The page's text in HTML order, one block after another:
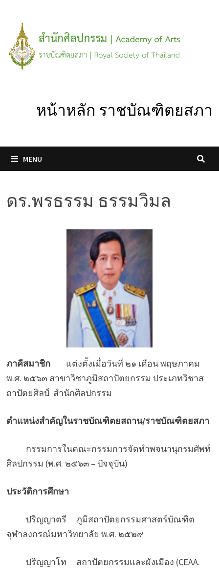
content
หน้าหลัก ราชบัณฑิตยสภา
MENU
ดร.พรธรรม ธรรมวิมล
ภาคีสมาชิกแต่งตั้งเมื่อวันที่ ๒๑ เดือน พฤษภาคม
พ.ศ. ๒๕๖๓ สาขาวิชาภูมิสถาปัตยกรรม ประเภทวิชาส
ถาปัตยศิลป์ สำนักศิลปกรรม
ตำแหน่งสำคัญในราชบัณฑิตยสถาน/ราชบัณฑิตยสภา
กรรมการในคณะกรรมการจัดทำพจนานุกรมศัพท์
ศิลปกรรม (พ.ศ. ๒๕๖๓ – ปัจจุบัน)
ประวัติการศึกษา
ปริญญาตรี ภูมิสถาปัตยกรรมศาสตร์บัณฑิต
จุฬาลงกรณ์มหาวิทยาลัย พ.ศ. ๒๕๒๙
ปริญญาโท สถาปัตยกรรมและผังเมือง (CEAA.